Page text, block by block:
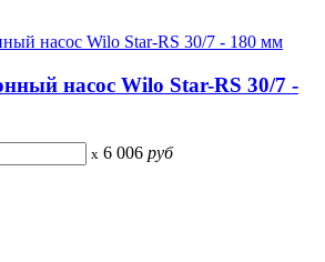
насос Wilo Star-RS 30/7 -
x 6 006 руб